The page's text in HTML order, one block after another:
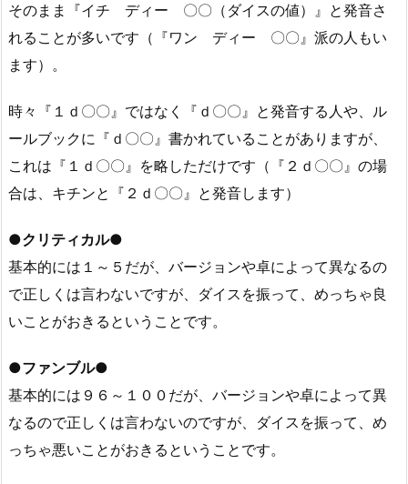
そのまま『イチ ディー 〇〇（ダイスの値）』と発音さ
れることが多いです（『ワン ディー 〇〇』派の人もい
ます）。
時々『１ｄ〇〇』ではなく『ｄ〇〇』と発音する人や、ル
ールブックに『ｄ〇〇』書かれていることがありますが、
これは『１ｄ〇〇』を略しただけです（『２ｄ〇〇』の場
合は、キチンと『２ｄ〇〇』と発音します）
●クリティカル●
基本的には１～５だが、バージョンや卓によって異なるの
で正しくは言わないですが、ダイスを振って、めっちゃ良
いことがおきるということです。
●ファンブル●
基本的には９６～１００だが、バージョンや卓によって異
なるので正しくは言わないのですが、ダイスを振って、め
っちゃ悪いことがおきるということです。